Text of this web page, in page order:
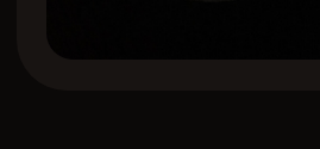
жаровнями — это сердце любого